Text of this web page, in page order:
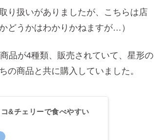
り扱いがありましたが、こちらは店
どうかはわかりかねますが…）
品が4種類、販売されていて、星形の
の商品と共に購入していました。
&チェリーで食べやすい